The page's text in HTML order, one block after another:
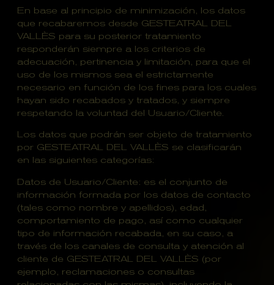
En base al principio de minimización, los datos
que recabaremos desde GESTEATRAL DEL
VALLÈS para su posterior tratamiento
responderán siempre a los criterios de
adecuación, pertinencia y limitación, para que el
uso de los mismos sea el estrictamente
necesario en función de los fines para los cuales
hayan sido recabados y tratados, y siempre
respetando la voluntad del Usuario/Cliente.
Los datos que podrán ser objeto de tratamiento
por GESTEATRAL DEL VALLÈS se clasificarán
en las siguientes categorías:
Datos de Usuario/Cliente: es el conjunto de
información formada por los datos de contacto
(tales como nombre y apellidos), edad,
comportamiento de pago, así como cualquier
tipo de información recabada, en su caso, a
través de los canales de consulta y atención al
cliente de GESTEATRAL DEL VALLÈS (por
ejemplo, reclamaciones o consultas